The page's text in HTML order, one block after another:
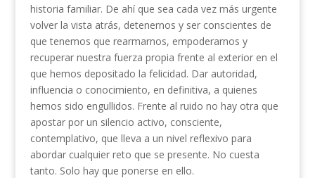
historia familiar. De ahí que sea cada vez más urgente
volver la vista atrás, detenernos y ser conscientes de
que tenemos que rearmarnos, empoderarnos y
recuperar nuestra fuerza propia frente al exterior en el
que hemos depositado la felicidad. Dar autoridad,
influencia o conocimiento, en definitiva, a quienes
hemos sido engullidos. Frente al ruido no hay otra que
apostar por un silencio activo, consciente,
contemplativo, que lleva a un nivel reflexivo para
abordar cualquier reto que se presente. No cuesta
tanto. Solo hay que ponerse en ello.